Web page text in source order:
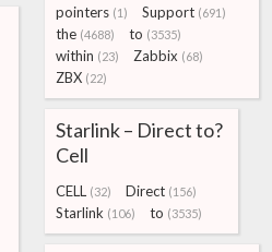
pointers (1) Support (691)
the (4688) to (3535)
within (23) Zabbix (68)
ZBX (22)
Starlink – Direct to?
Cell
CELL (32) Direct (156)
Starlink (106) to (3535)